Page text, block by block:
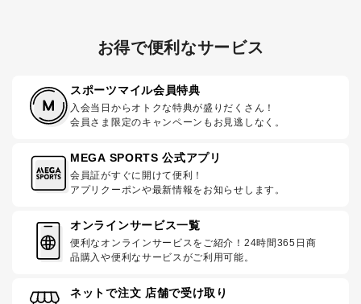
お得で便利なサービス
スポーツマイル会員特典
入会当日からオトクな特典が盛りだくさん！
会員さま限定のキャンペーンもお見逃しなく。
MEGA SPORTS 公式アプリ
会員証がすぐに開けて便利！
アプリクーポンや最新情報をお知らせします。
オンラインサービス一覧
便利なオンラインサービスをご紹介！24時間365日商
品購入や便利なサービスがご利用可能。
ネットで注文 店舗で受け取り